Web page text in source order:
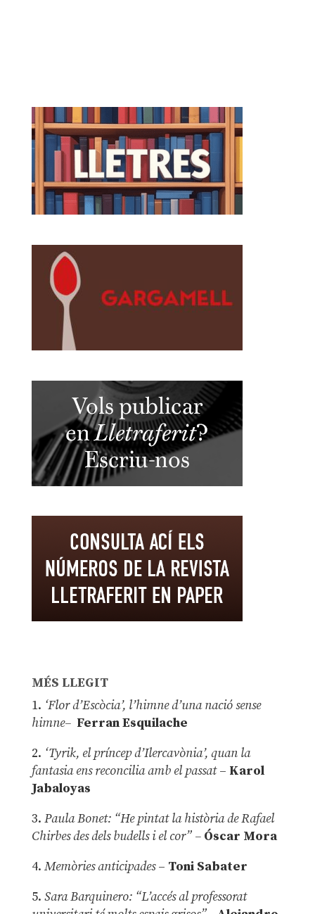
MÉS LLEGIT
1. ‘Flor d’Escòcia’, l’himne d’una nació sense
himne– Ferran Esquilache
2. ‘Tyrik, el príncep d’Ilercavònia’, quan la
fantasia ens reconcilia amb el passat– Karol
Jabaloyas
3. Paula Bonet: “He pintat la història de Rafael
Chirbes des dels budells i el cor” –Óscar Mora
4. Memòries anticipades– Toni Sabater
5. Sara Barquinero: “L’accés al professorat